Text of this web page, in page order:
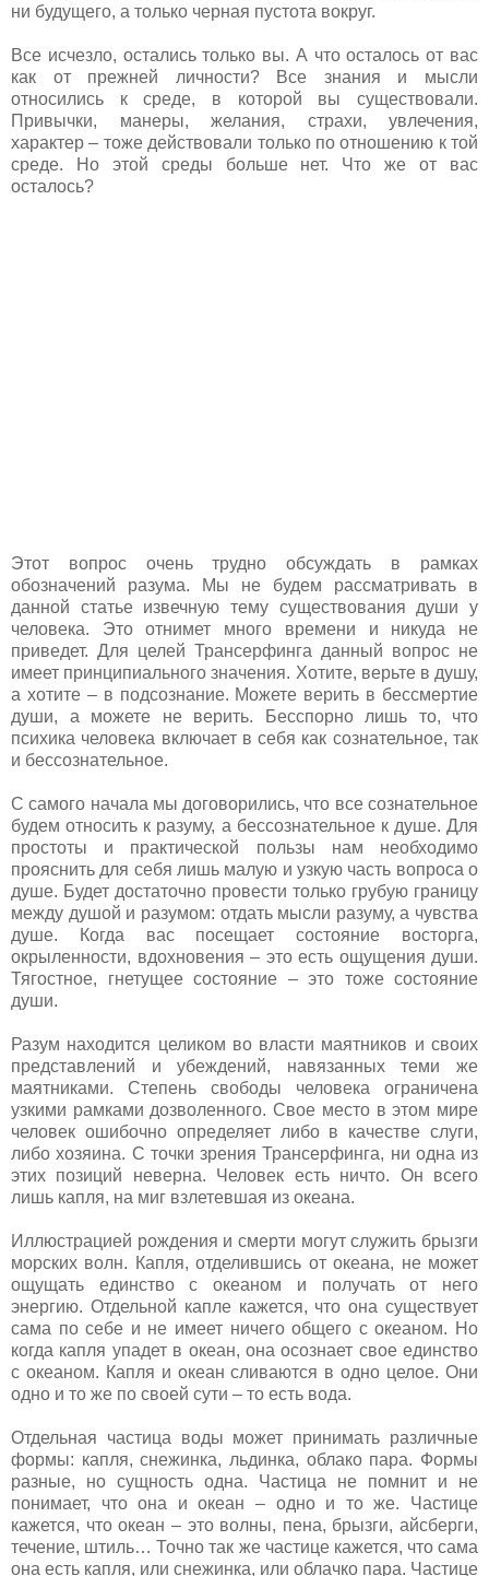
ни будущего, а только черная пустота вокруг.
Все исчезло, остались только вы. А что осталось от вас
как от прежней личности? Все знания и мысли
относились к среде, в которой вы существовали.
Привычки, манеры, желания, страхи, увлечения,
характер – тоже действовали только по отношению к той
среде. Но этой среды больше нет. Что же от вас
осталось?
Этот вопрос очень трудно обсуждать в рамках
обозначений разума. Мы не будем рассматривать в
данной статье извечную тему существования души у
человека. Это отнимет много времени и никуда не
приведет. Для целей Трансерфинга данный вопрос не
имеет принципиального значения. Хотите, верьте в душу,
а хотите – в подсознание. Можете верить в бессмертие
души, а можете не верить. Бесспорно лишь то, что
психика человека включает в себя как сознательное, так
и бессознательное.
С самого начала мы договорились, что все сознательное
будем относить к разуму, а бессознательное к душе. Для
простоты и практической пользы нам необходимо
прояснить для себя лишь малую и узкую часть вопроса о
душе. Будет достаточно провести только грубую границу
между душой и разумом: отдать мысли разуму, а чувства
душе. Когда вас посещает состояние восторга,
окрыленности, вдохновения – это есть ощущения души.
Тягостное, гнетущее состояние – это тоже состояние
души.
Разум находится целиком во власти маятников и своих
представлений и убеждений, навязанных теми же
маятниками. Степень свободы человека ограничена
узкими рамками дозволенного. Свое место в этом мире
человек ошибочно определяет либо в качестве слуги,
либо хозяина. С точки зрения Трансерфинга, ни одна из
этих позиций неверна. Человек есть ничто. Он всего
лишь капля, на миг взлетевшая из океана.
Иллюстрацией рождения и смерти могут служить брызги
морских волн. Капля, отделившись от океана, не может
ощущать единство с океаном и получать от него
энергию. Отдельной капле кажется, что она существует
сама по себе и не имеет ничего общего с океаном. Но
когда капля упадет в океан, она осознает свое единство
с океаном. Капля и океан сливаются в одно целое. Они
одно и то же по своей сути – то есть вода.
Отдельная частица воды может принимать различные
формы: капля, снежинка, льдинка, облако пара. Формы
разные, но сущность одна. Частица не помнит и не
понимает, что она и океан – одно и то же. Частице
кажется, что океан – это волны, пена, брызги, айсберги,
течение, штиль… Точно так же частице кажется, что сама
она есть капля, или снежинка, или облачко пара. Частице